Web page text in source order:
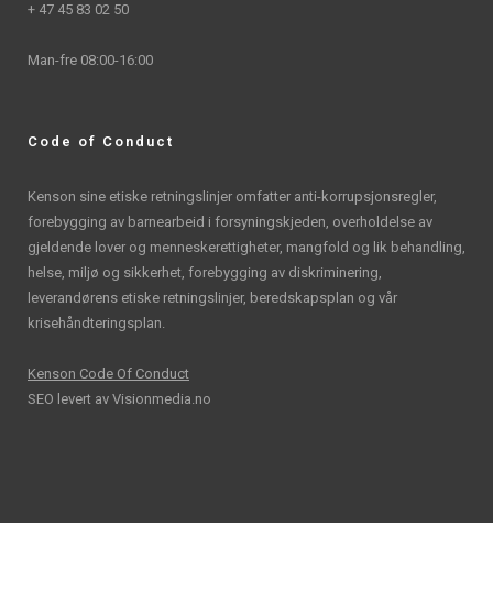
+ 47 45 83 02 50
Man-fre 08:00-16:00
Code of Conduct
Kenson sine etiske retningslinjer omfatter anti-korrupsjonsregler,
forebygging av barnearbeid i forsyningskjeden, overholdelse av
gjeldende lover og menneskerettigheter, mangfold og lik behandling,
helse, miljø og sikkerhet, forebygging av diskriminering,
leverandørens etiske retningslinjer, beredskapsplan og vår
krisehåndteringsplan.
Kenson Code Of Conduct
SEO levert av Visionmedia.no